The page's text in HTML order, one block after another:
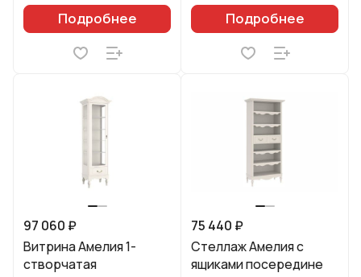
Подробнее Подробнее
97 060 ₽
Витрина Амелия 1-
створчатая
75 440 ₽
Стеллаж Амелия с
ящиками посередине